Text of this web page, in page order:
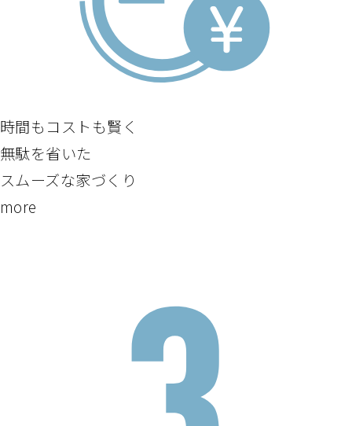
時間もコストも賢く
無駄を省いた
スムーズな家づくり
more